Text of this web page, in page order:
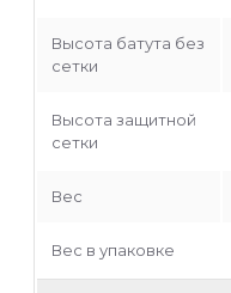
Высота батута без
сетки
Высота защитной
сетки
Вес
Вес в упаковке